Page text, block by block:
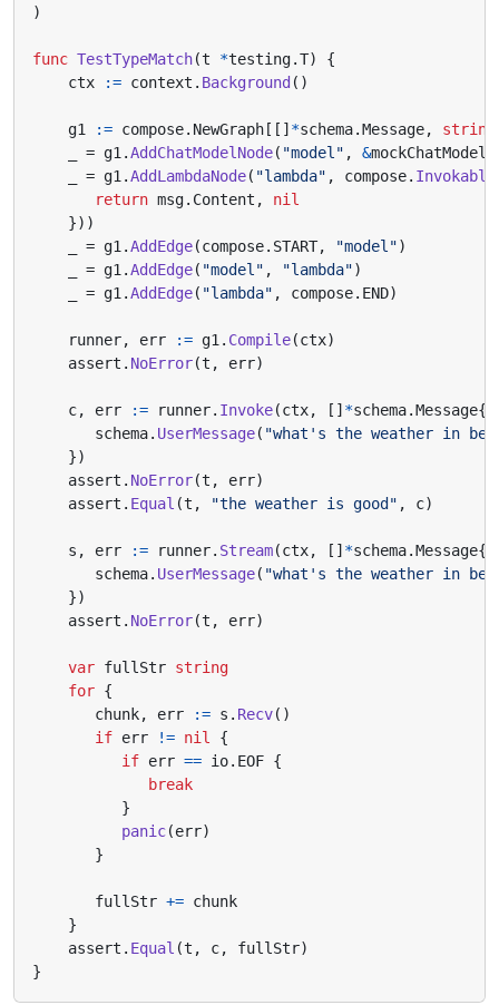
)
func TestTypeMatch(t *testing.T)
{
ctx
:= context . Background ()
g1 := compose. NewGraph [[] *schema.Message, string
= g1.AddChatModelNode( "model" , &mockChatModel
= g1.AddLambdaNode( "lambda" , compose.
return msg. Content ,
nil
}))
= g1.AddEdge(compose. START, "model")
= g1.AddEdge( "model" , "lambda")
= g1.AddEdge( "lambda" , compose. END)
runner, err := g1. Compile(ctx)
assert . NoError(t , err)
c, err := runner. Invoke(ctx, [] *schema.Message{
schema. UserMessage( "what's the weather in
})
assert . NoError(t , err)
assert . Equal (t , "the weather is good" , c)
s , err := runner. Stream(ctx, [] *schema.Message{
schema. UserMessage( "what's the weather in
})
assert . NoError(t , err)
var fullStr string
for {
chunk, err := s . Recv()
if err != nil
{
if err == io. EOF {
break
}
panic(err)
}
fullStr += chunk
}
assert . Equal (t , c, fullStr)
}